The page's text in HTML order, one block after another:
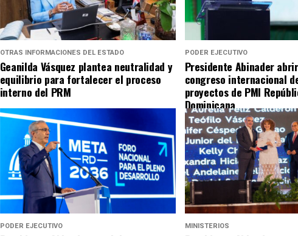
OTRAS INFORMACIONES DEL ESTADO
Geanilda Vásquez plantea neutralidad y
equilibrio para fortalecer el proceso
interno del PRM
PODER EJECUTIVO
Presidente Abinader
congreso internacional
proyectos de PMI
Dominicana
PODER EJECUTIVO MINISTERIOS